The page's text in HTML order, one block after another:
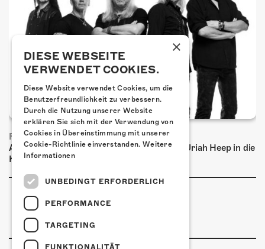
FRISCH BESTÄTIGT: URIAH HEEP
Am Sonntag, 15. November 2026 kommen Uriah Heep in die
Kulturfabrik Kofmehl!
×
DIESE WEBSEITE
VERWENDET COOKIES.
Diese Website verwendet Cookies, um die
Benutzerfreundlichkeit zu verbessern.
Durch die Nutzung unserer Website
erklären Sie sich mit der Verwendung von
Cookies in Übereinstimmung mit unserer
Cookie-Richtlinie einverstanden. Weitere
Informationen
UNBEDINGT ERFORDERLICH
PERFORMANCE
TARGETING
FUNKTIONALITÄT